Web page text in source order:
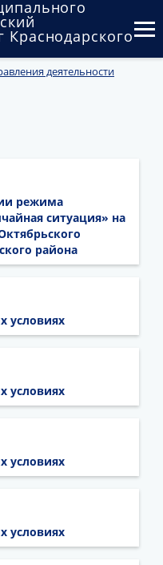
контроль
обсуждения
деятельности
режима
ситуация» на
района
условиях
условиях
условиях
условиях